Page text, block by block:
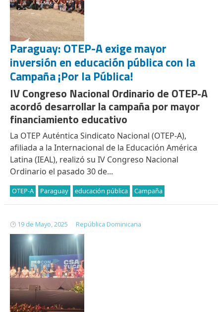
Paraguay: OTEP-A exige mayor
inversión en educación pública con la
Campaña ¡Por la Pública!
IV Congreso Nacional Ordinario de OTEP-A
acordó desarrollar la campaña por mayor
financiamiento educativo
La OTEP Auténtica Sindicato Nacional (OTEP-A),
afiliada a la Internacional de la Educación América
Latina (IEAL), realizó su IV Congreso Nacional
Ordinario el pasado 30 de...
OTEP-A Paraguay educación pública Campaña
19 de Mayo, 2025 República Dominicana